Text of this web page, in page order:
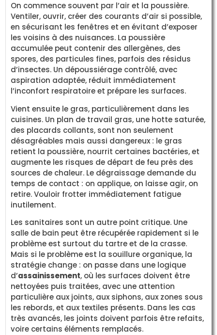
On commence souvent par l’air et la poussière.
Ventiler, ouvrir, créer des courants d’air si possible,
en sécurisant les fenêtres et en évitant d’exposer
les voisins à des nuisances. La poussière
accumulée peut contenir des allergènes, des
spores, des particules fines, parfois des résidus
d’insectes. Un dépoussiérage contrôlé, avec
aspiration adaptée, réduit immédiatement
l’inconfort respiratoire et prépare les surfaces.
Vient ensuite le gras, particulièrement dans les
cuisines. Un plan de travail gras, une hotte saturée,
des placards collants, sont non seulement
désagréables mais aussi dangereux : le gras
retient la poussière, nourrit certaines bactéries, et
augmente les risques de départ de feu près des
sources de chaleur. Le dégraissage demande du
temps de contact : on applique, on laisse agir, on
retire. Vouloir frotter immédiatement fatigue
inutilement.
Les sanitaires sont un autre point critique. Une
salle de bain peut être récupérée rapidement si le
problème est surtout du tartre et de la crasse.
Mais si le problème est la souillure organique, la
stratégie change : on passe dans une logique
d’assainissement, où les surfaces doivent être
nettoyées puis traitées, avec une attention
particulière aux joints, aux siphons, aux zones sous
les rebords, et aux textiles présents. Dans les cas
très avancés, les joints doivent parfois être refaits,
voire certains éléments remplacés.